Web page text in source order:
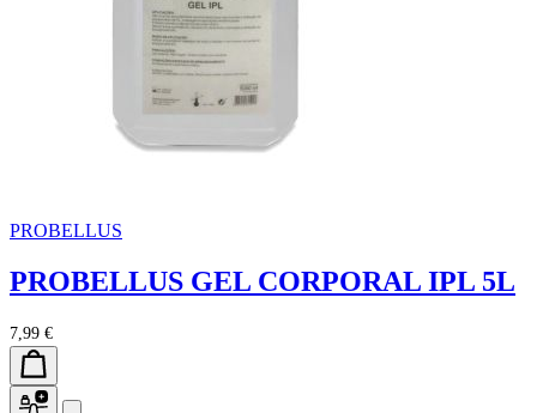
PROBELLUS
PROBELLUS GEL CORPORAL IPL 5L
7,99 €